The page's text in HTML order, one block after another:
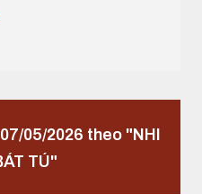
05/2026 theo "NHI
TÚ"